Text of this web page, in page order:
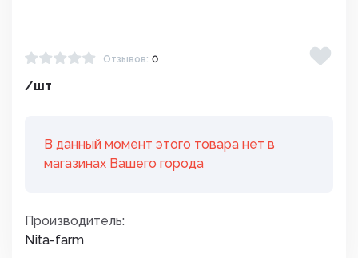
Отзывов: 0
/шт
В данный момент этого товара нет в
магазинах Вашего города
Производитель:
Nita-farm